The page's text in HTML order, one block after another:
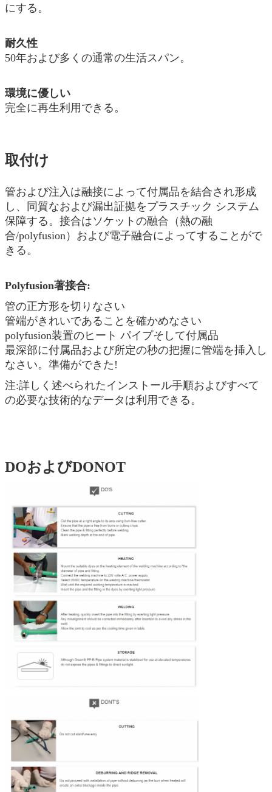
にする。
耐久性
50年および多くの通常の生活スパン。
環境に優しい
完全に再生利用できる。
取付け
管および注入は融接によって付属品を結合され形成
し、同質なおよび漏出証拠をプラスチック システム
保障する。接合はソケットの融合（熱の融
合/polyfusion）および電子融合によってすることがで
きる。
Polyfusion著接合:
管の正方形を切りなさい
管端がきれいであることを確かめなさい
polyfusion装置のヒート パイプそして付属品
最深部に付属品および所定の秒の把握に管端を挿入し
なさい。準備ができた!
注:詳しく述べられたインストール手順およびすべて
の必要な技術的なデータは利用できる。
DOおよびDONOT